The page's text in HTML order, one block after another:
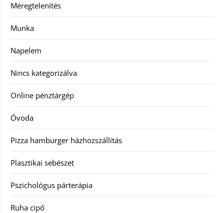
Méregtelenítés
Munka
Napelem
Nincs kategorizálva
Online pénztárgép
Óvoda
Pizza hamburger házhozszállítás
Plasztikai sebészet
Pszichológus párterápia
Ruha cipő